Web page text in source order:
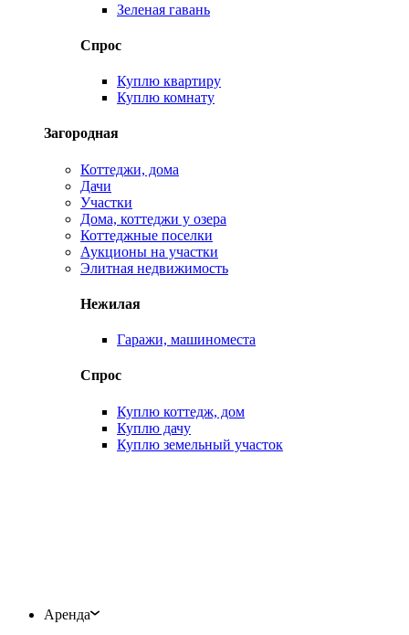
Зеленая гавань
Спрос
Куплю квартиру
Куплю комнату
Загородная
Коттеджи, дома
Дачи
Участки
Дома, коттеджи у озера
Коттеджные поселки
Аукционы на участки
Элитная недвижимость
Нежилая
Гаражи, машиноместа
Спрос
Куплю коттедж, дом
Куплю дачу
Куплю земельный участок
Аренда